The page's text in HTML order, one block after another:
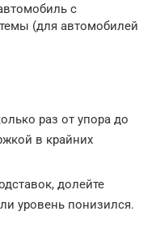
с
(для автомобилей
раз от упора до
в крайних
долейте
уровень понизился.